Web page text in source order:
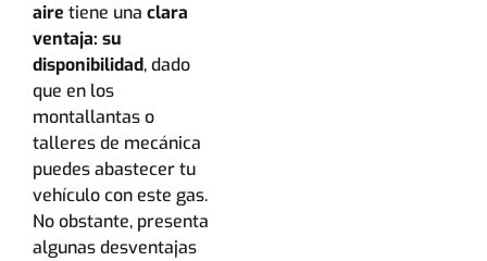
aire tiene una clara
ventaja: su
disponibilidad, dado
que en los
montallantas o
talleres de mecánica
puedes abastecer tu
vehículo con este gas.
No obstante, presenta
algunas desventajas